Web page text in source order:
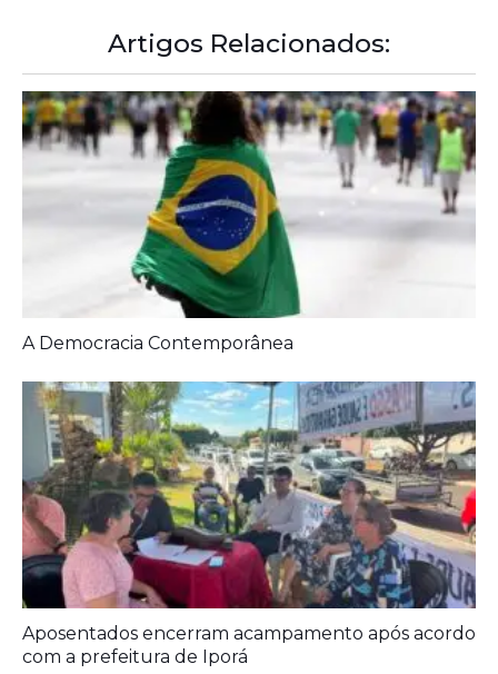
A Democracia Contemporânea
Aposentados encerram acampamento após acordo
com a prefeitura de Iporá
Ideb mostra avanço da educação básica no país